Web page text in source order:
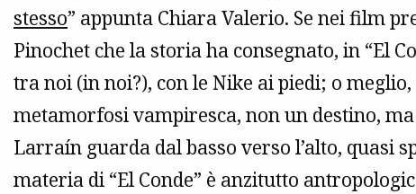
stesso” appunta Chiara Valerio. Se nei film
Pinochet che la storia ha consegnato, in “El
tra noi (in noi?), con le Nike ai piedi; o
metamorfosi vampiresca, non un destino,
Larraín guarda dal basso verso l’alto, quasi
materia di “El Conde” è anzitutto